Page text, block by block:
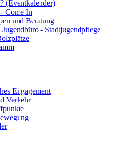
(Eventkalender)
Come In
und Beratung
- Stadtjugendpflege
Engagement
Verkehr